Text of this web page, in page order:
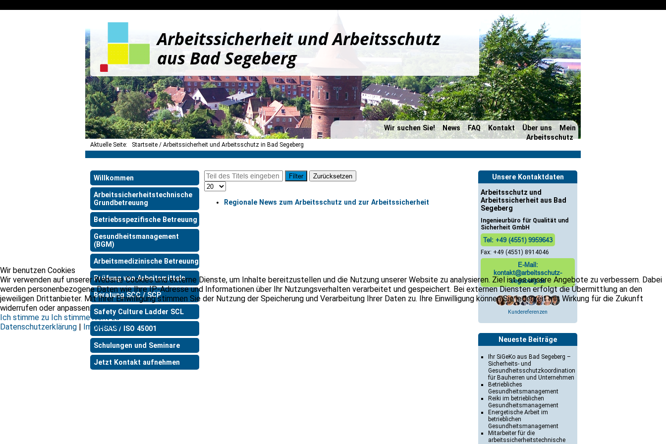
Arbeitssicherheit und Arbeitsschutz
aus Bad Segeberg
Wir suchen Sie! News FAQ Kontakt Über uns
Mein
Arbeitsschutz
Aktuelle Seite: Startseite Arbeitssicherheit und Arbeitsschutz in Bad Segeberg
Willkommen
Arbeitssicherheitstechnische
Grundbetreuung
Betriebsspezifische Betreuung
Gesundheitsmanagement
(BGM)
Arbeitsmedizinische Betreuung
Prüfung von Arbeitsmitteln
Beratung SCC / SCP
Safety Culture Ladder SCL
OHSAS / ISO 45001
Schulungen und Seminare
Jetzt Kontakt aufnehmen
Filter Zurücksetzen
Regionale News zum Arbeitsschutz und zur Arbeitssicherheit
Unsere Kontaktdaten
Arbeitsschutz und
Arbeitssicherheit aus Bad
Segeberg
Ingenieurbüro für Qualität und
Sicherheit GmbH
Tel: +49 (4551) 9959643
Fax: +49 (4551) 8914046
E-Mail:
kontakt@arbeitsschutz-
segeberg.de
Kundereferenzen
Neueste Beiträge
Ihr SiGeKo aus Bad Segeberg –
Sicherheits- und
Gesundheitsschutzkoordination
für Bauherren und Unternehmen
Betriebliches
Gesundheitsmanagement
Reiki im betrieblichen
Gesundheitsmanagement
Energetische Arbeit im
betrieblichen
Gesundheitsmanagement
Mitarbeiter für die
arbeitssicherheitstechnische
Wir benutzen Cookies
Wir verwenden auf unserer Website Cookies und externe Dienste, um Inhalte bereitzustellen und die Nutzung unserer Website zu analysieren. Ziel ist es unsere Angebote zu verbessern. Dabei
werden personenbezogene Daten wie Ihre IP-Adresse und Informationen über Ihr Nutzungsverhalten verarbeitet und gespeichert. Bei externen Diensten erfolgt die Übermittlung an den
jeweiligen Drittanbieter. Mit Ihrer Einwilligung stimmen Sie der Nutzung der Speicherung und Verarbeitung Ihrer Daten zu. Ihre Einwilligung können Sie jederzeit mit Wirkung für die Zukunft
widerrufen oder anpassen.
Ich stimme zu Ich stimme nicht zu
Datenschutzerklärung | Impressum